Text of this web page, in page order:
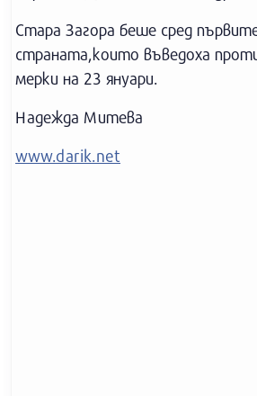
Стара Загора беше сред
страната,които въведоха
мерки на 23 януари.
Надежда Митева
www.darik.net